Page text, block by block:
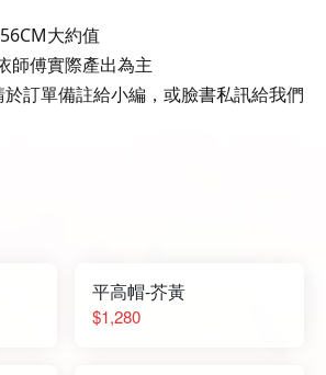
大約值
師傅實際產出為主
訂單備註給小編，或臉書私訊給我們
平高帽-芥黃
$1,280